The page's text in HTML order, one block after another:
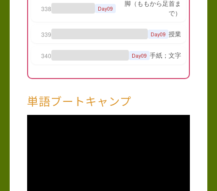
単語ブートキャンプ